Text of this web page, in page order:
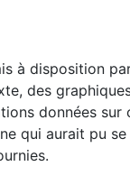
à disposition
des
données
qui aurait pu